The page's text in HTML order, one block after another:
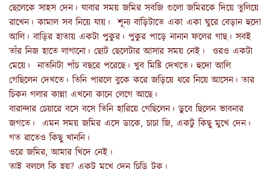
ছেলেকে সাহস দেন। যাবার সময় জমির সবজি গুলো জমিরকে দিয়ে তুলিয়ে
রাখেন। কামাল সব নিয়ে যায়। শূন্য বাড়িটাতে একা একা ঘুরে বেড়ান হুদো
আলি। বাড়ির হাতায় একটা পুকুর। পুকুর পাড়ে নানান ফলের গাছ। সবই
তাঁর নিজ হাতে লাগানো। ছোট ছেলেটার আসার সময় নেই। ওরও একটা
মেয়ে। নাতনিটা পাঁচ বছরে পরেছে। খুব মিষ্টি দেখতে। হুদো আলি
গেছিলেন দেখতে। তিনি পারলে বুকে করে জড়িয়ে ধরে নিয়ে আসেন। তার
চিকন গলার কান্না এখনো কানে লেগে আছে।
বারান্দার চেয়ারে বসে বসে তিনি হারিয়ে গেছিলেন। ডুবে ছিলেন ভাবনার
জগতে। এমন সময় জমির এসে ডাকে, চাচা জি, একটু কিছু মুখে দেন।
গত রাতেও কিছু খাননি।
ওরে জমির, আমার খিদে নেই।